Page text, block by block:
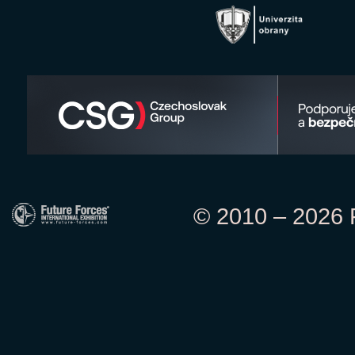
© 2010 – 2026